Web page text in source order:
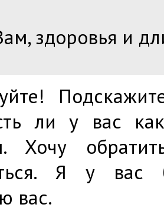
здоровья и
ли у вас
Хочу
Я у вас
вас.